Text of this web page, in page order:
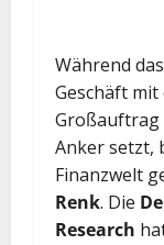
Während
Geschäft mit
Großauftrag
Anker setzt,
Finanzwelt
Renk. Die
Research